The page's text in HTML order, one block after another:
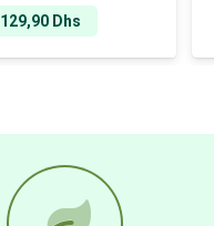
129,90 Dhs